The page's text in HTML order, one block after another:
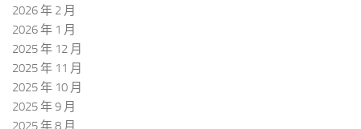
2026 年 2 月
2026 年 1 月
2025 年 12 月
2025 年 11 月
2025 年 10 月
2025 年 9 月